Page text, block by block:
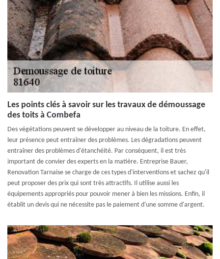
Les points clés à savoir sur les travaux de démoussage
des toits à Combefa
Des végétations peuvent se développer au niveau de la toiture. En effet,
leur présence peut entraîner des problèmes. Les dégradations peuvent
entraîner des problèmes d'étanchéité. Par conséquent, il est très
important de convier des experts en la matière. Entreprise Bauer,
Renovation Tarnaise se charge de ces types d'interventions et sachez qu'il
peut proposer des prix qui sont très attractifs. Il utilise aussi les
équipements appropriés pour pouvoir mener à bien les missions. Enfin, il
établit un devis qui ne nécessite pas le paiement d'une somme d'argent.